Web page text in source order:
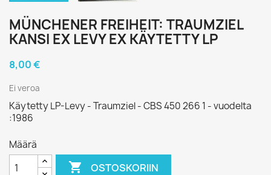
MÜNCHENER FREIHEIT: TRAUMZIEL
KANSI EX LEVY EX KÄYTETTY LP
8,00 €
Ei veroa
Käytetty LP-Levy - Traumziel - CBS 450 266 1 - vuodelta
:1986
Määrä
 OSTOSKORIIN